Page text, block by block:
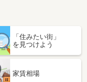
「住みたい街」
を見つけよう
家賃相場